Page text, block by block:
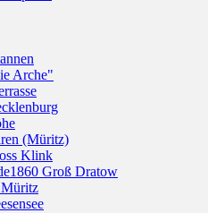
Arche"
(Müritz)
Klink
Groß Dratow
Müritz